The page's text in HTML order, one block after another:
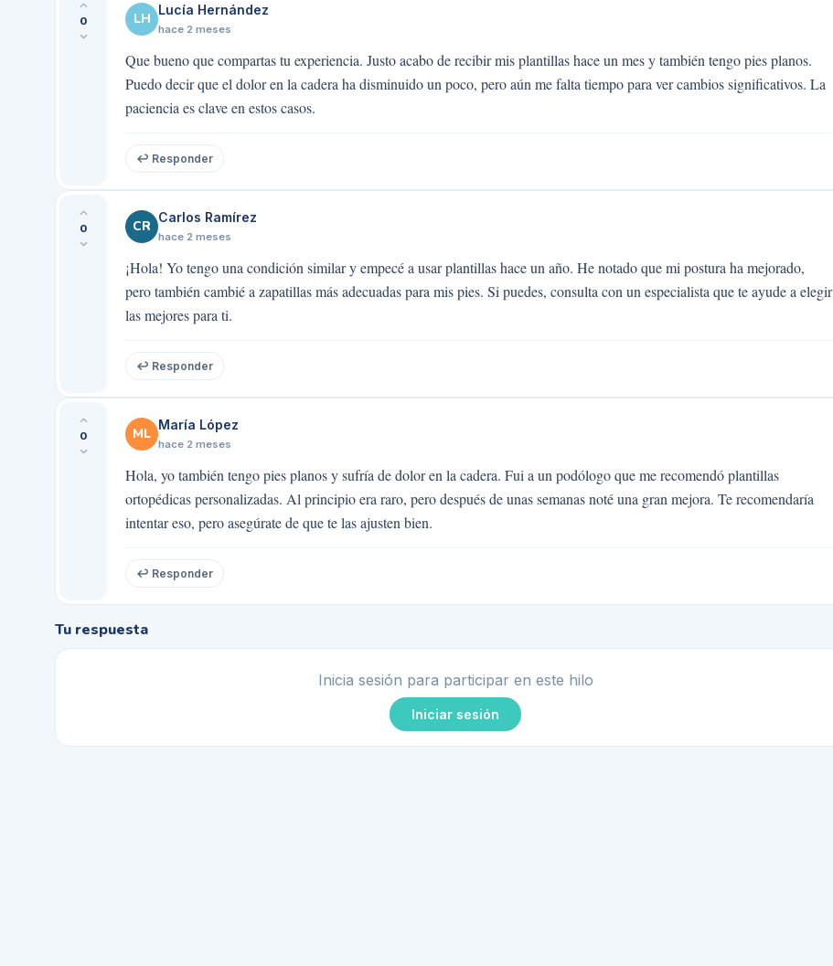
0 LH
Lucía Hernández
hace 2 meses
Que bueno que compartas tu experiencia. Justo acabo de recibir mis plantillas hace un mes y también tengo pies planos.
Puedo decir que el dolor en la cadera ha disminuido un poco, pero aún me falta tiempo para ver cambios significativos. La
paciencia es clave en estos casos.
↩ Responder
0 CR
Carlos Ramírez
hace 2 meses
¡Hola! Yo tengo una condición similar y empecé a usar plantillas hace un año. He notado que mi postura ha mejorado,
pero también cambié a zapatillas más adecuadas para mis pies. Si puedes, consulta con un especialista que te ayude a elegir
las mejores para ti.
↩ Responder
0 ML
María López
hace 2 meses
Hola, yo también tengo pies planos y sufría de dolor en la cadera. Fui a un podólogo que me recomendó plantillas
ortopédicas personalizadas. Al principio era raro, pero después de unas semanas noté una gran mejora. Te recomendaría
intentar eso, pero asegúrate de que te las ajusten bien.
↩ Responder
Tu respuesta
Inicia sesión para participar en este hilo
Iniciar sesión